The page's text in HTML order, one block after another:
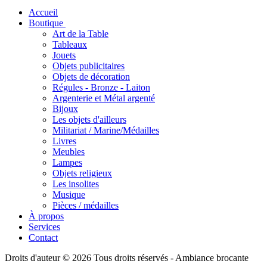
Filet - Matière : Métal argenté -
Composition du lot : 30 pièces
12 fourchettes, 12 cuillères, 4
cuillères à café, une grande
cuillère et une grande
fourchette de service.
Estampillé Christofle. Pas de
désargenture Très bon état
Accueil
Boutique
Art de la Table
Tableaux
Jouets
Objets publicitaires
Objets de décoration
Régules - Bronze - Laiton
Argenterie et Métal argenté
Bijoux
Les objets d'ailleurs
Militariat / Marine/Médailles
Livres
Meubles
Lampes
Objets religieux
Les insolites
Musique
Pièces / médailles
À propos
Services
Contact
Droits d'auteur © 2026 Tous droits réservés - Ambiance brocante